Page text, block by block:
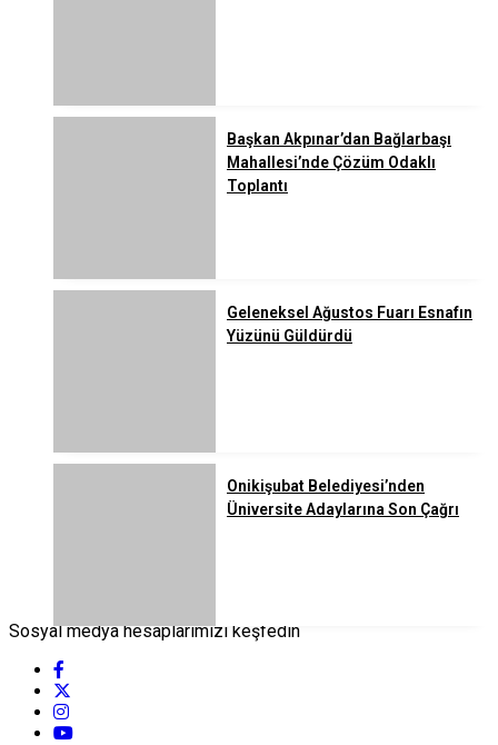
Başkan Akpınar’dan Bağlarbaşı
Mahallesi’nde Çözüm Odaklı
Toplantı
Geleneksel Ağustos Fuarı Esnafın
Yüzünü Güldürdü
Onikişubat Belediyesi’nden
Üniversite Adaylarına Son Çağrı
Sosyal medya hesaplarımızı keşfedin